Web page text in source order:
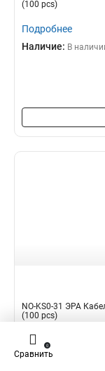
(100 pcs)
Подробнее
Наличие: В
NO-KS0-31 ЭРА
(100 pcs)
Подробнее
Наличие:
Сравнить
0